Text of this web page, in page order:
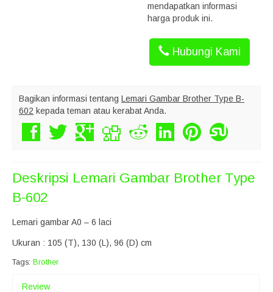
mendapatkan informasi
harga produk ini.
Hubungi Kami
Bagikan informasi tentang Lemari Gambar Brother Type B-
602 kepada teman atau kerabat Anda.
Deskripsi Lemari Gambar Brother Type
B-602
Lemari gambar A0 – 6 laci
Ukuran : 105 (T), 130 (L), 96 (D) cm
Tags: Brother
Review